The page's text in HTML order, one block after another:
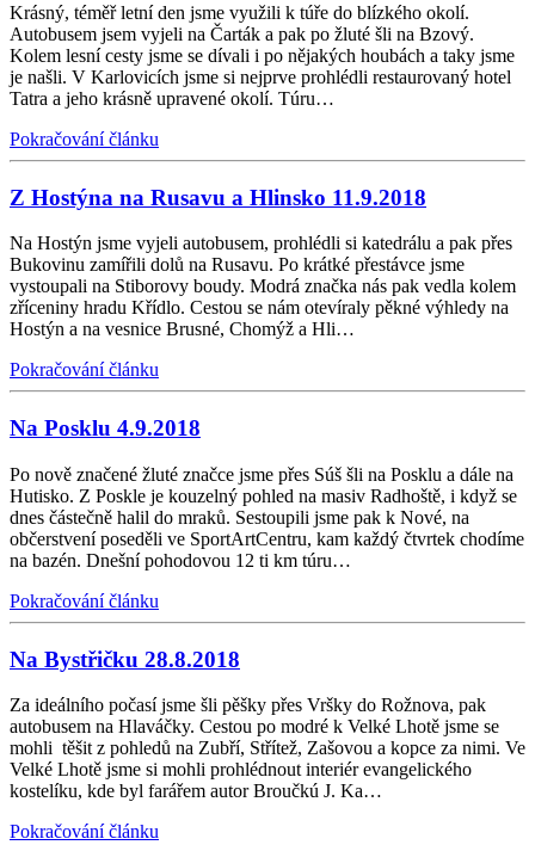
Krásný, téměř letní den jsme využili k túře do blízkého okolí.
Autobusem jsem vyjeli na Čarták a pak po žluté šli na Bzový.
Kolem lesní cesty jsme se dívali i po nějakých houbách a taky jsme
je našli. V Karlovicích jsme si nejprve prohlédli restaurovaný hotel
Tatra a jeho krásně upravené okolí. Túru…
Pokračování článku
Z Hostýna na Rusavu a Hlinsko 11.9.2018
Na Hostýn jsme vyjeli autobusem, prohlédli si katedrálu a pak přes
Bukovinu zamířili dolů na Rusavu. Po krátké přestávce jsme
vystoupali na Stiborovy boudy. Modrá značka nás pak vedla kolem
zříceniny hradu Křídlo. Cestou se nám otevíraly pěkné výhledy na
Hostýn a na vesnice Brusné, Chomýž a Hli…
Pokračování článku
Na Posklu 4.9.2018
Po nově značené žluté značce jsme přes Súš šli na Posklu a dále na
Hutisko. Z Poskle je kouzelný pohled na masiv Radhoště, i když se
dnes částečně halil do mraků. Sestoupili jsme pak k Nové, na
občerstvení poseděli ve SportArtCentru, kam každý čtvrtek chodíme
na bazén. Dnešní pohodovou 12 ti km túru…
Pokračování článku
Na Bystřičku 28.8.2018
Za ideálního počasí jsme šli pěšky přes Vršky do Rožnova, pak
autobusem na Hlaváčky. Cestou po modré k Velké Lhotě jsme se
mohli těšit z pohledů na Zubří, Střítež, Zašovou a kopce za nimi. Ve
Velké Lhotě jsme si mohli prohlédnout interiér evangelického
kostelíku, kde byl farářem autor Broučkú J. Ka…
Pokračování článku